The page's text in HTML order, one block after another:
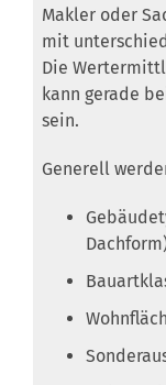
Makler oder
mit
Die
kann gerade
sein.
Generell